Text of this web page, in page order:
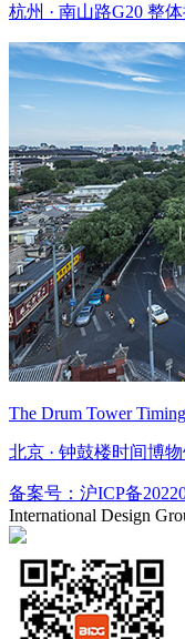
杭州 · 南山路G20 整
The Drum Tower
北京 · 钟鼓楼时间博
备案号：沪ICP备
International Design